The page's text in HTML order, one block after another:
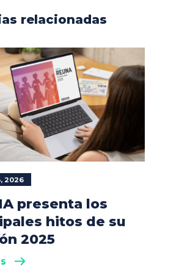
relacionadas
2026
presenta los
hitos de su
2025